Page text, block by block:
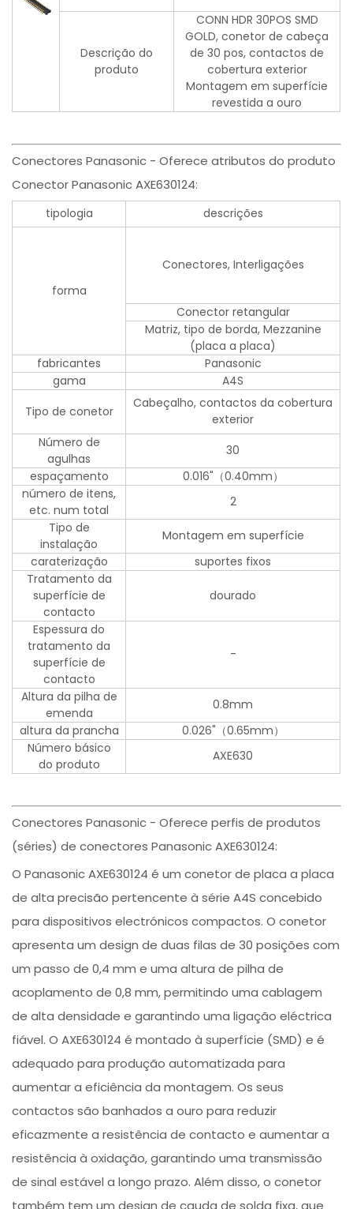
Descrição do
produto
CONN HDR 30POS SMD
GOLD, conetor de cabeça
de 30 pos, contactos de
cobertura exterior
Montagem em superfície
revestida a ouro
Conectores Panasonic - Oferece atributos do produto
Conector Panasonic AXE630124:
tipologia descrições
forma
Conectores, Interligações
Conector retangular
Matriz, tipo de borda, Mezzanine
(placa a placa)
fabricantes
Panasonic
gama
A4S
Tipo de conetor
Cabeçalho, contactos da cobertura
exterior
Número de
agulhas
30
espaçamento
0.016"（0.40mm）
número de itens,
etc. num total
2
Tipo de
instalação
Montagem em superfície
caraterização
suportes fixos
Tratamento da
superfície de
contacto
dourado
Espessura do
tratamento da
superfície de
contacto
-
Altura da pilha de
emenda
0.8mm
altura da prancha
0.026"（0.65mm）
Número básico
do produto
AXE630
Conectores Panasonic - Oferece perfis de produtos
(séries) de conectores Panasonic AXE630124:
O Panasonic AXE630124 é um conetor de placa a placa
de alta precisão pertencente à série A4S concebido
para dispositivos electrónicos compactos. O conetor
apresenta um design de duas filas de 30 posições com
um passo de 0,4 mm e uma altura de pilha de
acoplamento de 0,8 mm, permitindo uma cablagem
de alta densidade e garantindo uma ligação eléctrica
fiável. O AXE630124 é montado à superfície (SMD) e é
adequado para produção automatizada para
aumentar a eficiência da montagem. Os seus
contactos são banhados a ouro para reduzir
eficazmente a resistência de contacto e aumentar a
resistência à oxidação, garantindo uma transmissão
de sinal estável a longo prazo. Além disso, o conetor
também tem um design de cauda de solda fixa, que